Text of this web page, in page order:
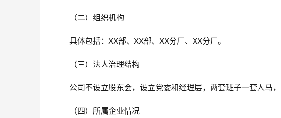
	（二）组织机构
	具体包括：XX部、XX部、XX分厂、XX分厂。
	（三）法人治理结构
公司不设立股东会，设立党委和经理层，两套班子一套人马，
	（四）所属企业情况